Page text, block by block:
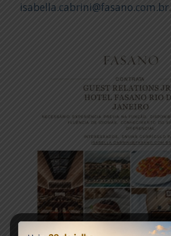
isabella.cabrini@fasano.com.br.